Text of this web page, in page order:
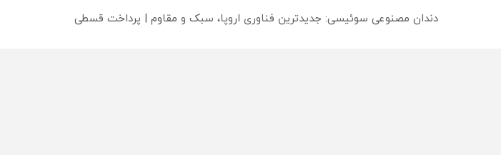
دندان مصنوعی سوئیسی: جدیدترین فناوری اروپا، سبک و مقاوم | پرداخت قسطی